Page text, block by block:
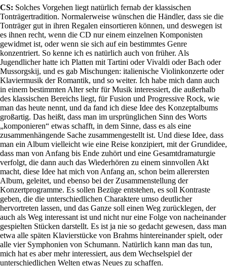
CS: Solches Vorgehen liegt natürlich fernab der klassischen
Tonträgertradition. Normalerweise wünschen die Händler, dass sie die
Tonträger gut in ihren Regalen einsortieren können, und deswegen ist
es ihnen recht, wenn die CD nur einem einzelnen Komponisten
gewidmet ist, oder wenn sie sich auf ein bestimmtes Genre
konzentriert. So kenne ich es natürlich auch von früher. Als
Jugendlicher hatte ich Platten mit Tartini oder Vivaldi oder Bach oder
Mussorgskij, und es gab Mischungen: italienische Violinkonzerte oder
Klaviermusik der Romantik, und so weiter. Ich habe mich dann auch
in einem bestimmten Alter sehr für Musik interessiert, die außerhalb
des klassischen Bereichs liegt, für Fusion und Progressive Rock, wie
man das heute nennt, und da fand ich diese Idee des Konzeptalbums
großartig. Das heißt, dass man im ursprünglichen Sinn des Worts
„komponieren“ etwas schafft, in dem Sinne, dass es als eine
zusammenhängende Sache zusammengestellt ist. Und diese Idee, dass
man ein Album vielleicht wie eine Reise konzipiert, mit der Grundidee,
dass man von Anfang bis Ende zuhört und eine Gesamtdramaturgie
verfolgt, die dann auch das Wiederhören zu einem sinnvollen Akt
macht, diese Idee hat mich von Anfang an, schon beim allerersten
Album, geleitet, und ebenso bei der Zusammenstellung der
Konzertprogramme. Es sollen Bezüge entstehen, es soll Kontraste
geben, die die unterschiedlichen Charaktere umso deutlicher
hervortreten lassen, und das Ganze soll einen Weg zurücklegen, der
auch als Weg interessant ist und nicht nur eine Folge von nacheinander
gespielten Stücken darstellt. Es ist ja nie so gedacht gewesen, dass man
etwa alle späten Klavierstücke von Brahms hintereinander spielt, oder
alle vier Symphonien von Schumann. Natürlich kann man das tun,
mich hat es aber mehr interessiert, aus dem Wechselspiel der
unterschiedlichen Welten etwas Neues zu schaffen.